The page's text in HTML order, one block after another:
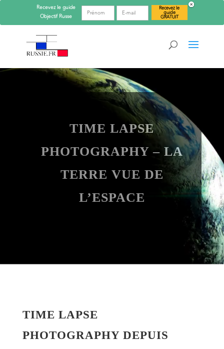
TIME LAPSE
PHOTOGRAPHY – LA
TERRE VUE DE
L’ESPACE
TIME LAPSE
PHOTOGRAPHY DEPUIS
Recevez le guide
ObjectifRusse
Recevez le
guide
GRATUIT